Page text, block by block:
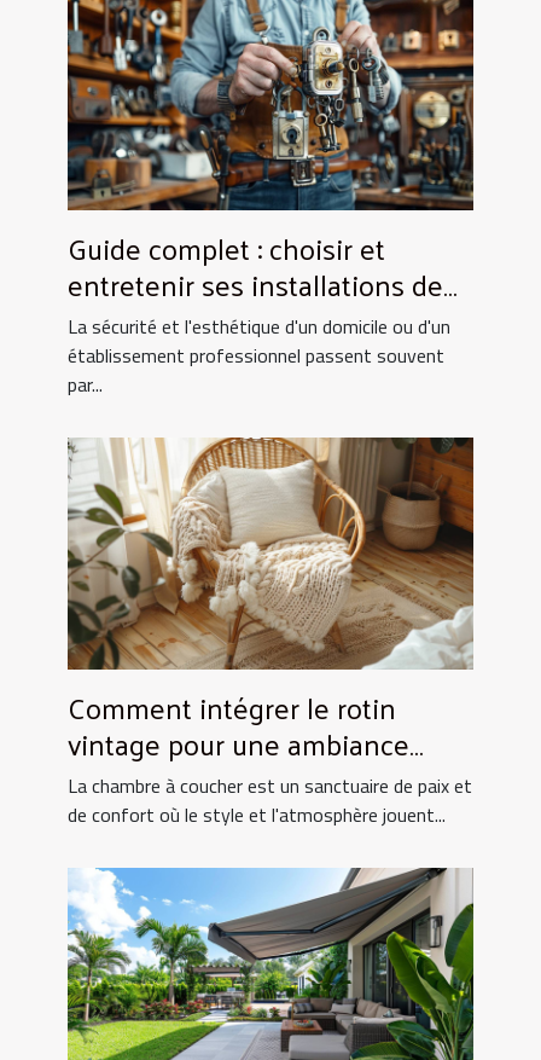
Guide complet : choisir et
entretenir ses installations de
fermeture
La sécurité et l'esthétique d'un domicile ou d'un
établissement professionnel passent souvent
par...
Comment intégrer le rotin
vintage pour une ambiance
chaleureuse en chambre
La chambre à coucher est un sanctuaire de paix et
de confort où le style et l'atmosphère jouent...